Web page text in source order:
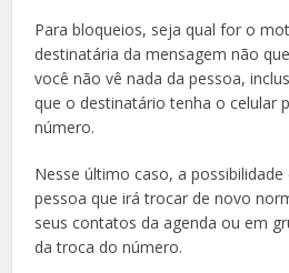
Para bloqueios, seja qual for o
destinatária da mensagem não
você não vê nada da pessoa,
que o destinatário tenha o celular
número.
Nesse último caso, a
pessoa que irá trocar de novo
seus contatos da agenda ou em
da troca do número.